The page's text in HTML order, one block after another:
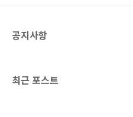
공지사항
최근 포스트